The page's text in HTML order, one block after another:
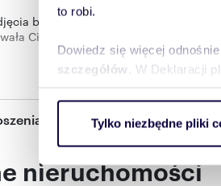
to robi.
Dowiedz się więcej
szczegółów . W Deklaracji
ruch w naszej witrynie.
reklamowym i
uzyskanymi podczas
Tylko niezbędne pliki
biur są przykładowymi
Cię ta oferta lub szukasz
1000 budynków biurowych, a
ma charakter informacyjny i nie
programu dla biur nieruchomości
9198/OLW
nieruchomości